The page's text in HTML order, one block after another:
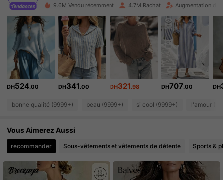
4.86 619K Suiveurs
4.86 619K Suiveurs
619K Suiveurs
4.86 619K Suiveurs
4.86 619K Suiveurs
9.6M Vendu récemment 4.7M Rachat Augmentation du
DH524.00 DH341.00 DH321.98 DH707.00 DH
bonne qualité (9999+) beau (9999+) si cool (9999+) l'amour
Vous Aimerez Aussi
recommander Sous-vêtements et vêtements de détente Sports &